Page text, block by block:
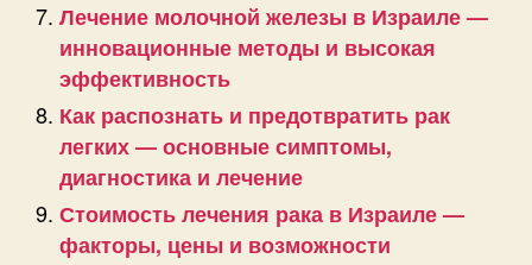
Лечение молочной железы в Израиле —
инновационные методы и высокая
эффективность
Как распознать и предотвратить рак
легких — основные симптомы,
диагностика и лечение
Стоимость лечения рака в Израиле —
факторы, цены и возможности